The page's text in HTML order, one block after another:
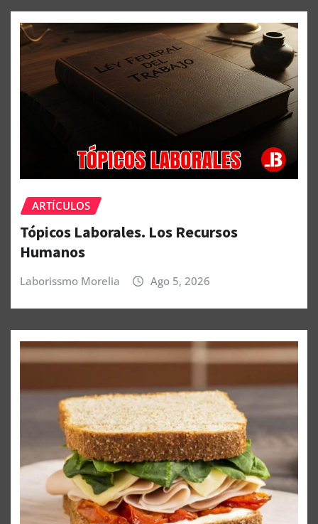
ARTÍCULOS
Tópicos Laborales. Los Recursos
Humanos
Laborissmo Morelia Ago 5, 2026